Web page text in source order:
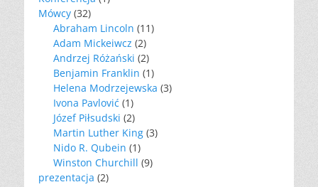
Mówcy (32)
Abraham Lincoln (11)
Adam Mickeiwcz (2)
Andrzej Różański (2)
Benjamin Franklin (1)
Helena Modrzejewska (3)
Ivona Pavlović (1)
Józef Piłsudski (2)
Martin Luther King (3)
Nido R. Qubein (1)
Winston Churchill (9)
prezentacja (2)